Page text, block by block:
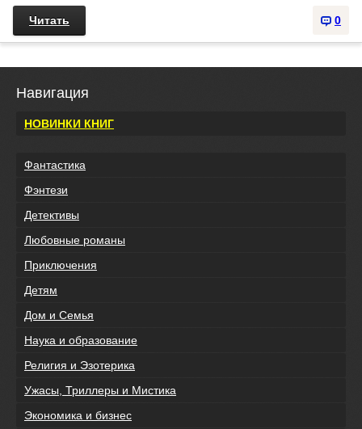
0
Читать
Навигация
НОВИНКИ КНИГ
Фантастика
Фэнтези
Детективы
Любовные романы
Приключения
Детям
Дом и Семья
Наука и образование
Религия и Эзотерика
Ужасы, Триллеры и Мистика
Экономика и бизнес